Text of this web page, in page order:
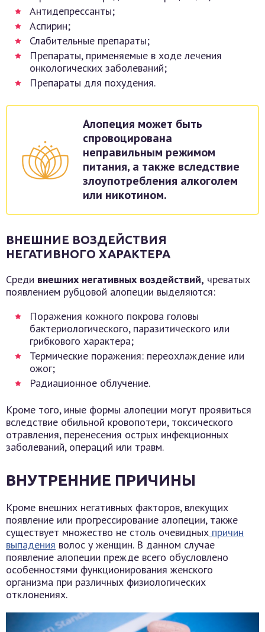
Антидепрессанты;
Аспирин;
Слабительные препараты;
Препараты, применяемые в ходе лечения
онкологических заболеваний;
Препараты для похудения.
Алопеция может быть
спровоцирована
неправильным режимом
питания, а также вследствие
злоупотребления алкоголем
или никотином.
ВНЕШНИЕ ВОЗДЕЙСТВИЯ
НЕГАТИВНОГО ХАРАКТЕРА
Среди внешних негативных воздействий, чреватых
появлением рубцовой алопеции выделяются:
Поражения кожного покрова головы
бактериологического, паразитического или
грибкового характера;
Термические поражения: переохлаждение или
ожог;
Радиационное облучение.
Кроме того, иные формы алопеции могут проявиться
вследствие обильной кровопотери, токсического
отравления, перенесения острых инфекционных
заболеваний, операций или травм.
ВНУТРЕННИЕ ПРИЧИНЫ
Кроме внешних негативных факторов, влекущих
появление или прогрессирование алопеции, также
существует множество не столь очевидных причин
выпадения волос у женщин. В данном случае
появление алопеции прежде всего обусловлено
особенностями функционирования женского
организма при различных физиологических
отклонениях.